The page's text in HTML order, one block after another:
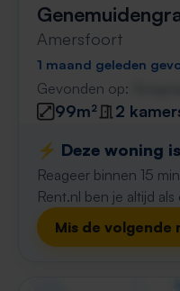
Amersfoort
1 maand geleden
Gevonden op:
99m²
2
⚡️ Deze woning
Reageer binnen 15
Rent.nl ben je altijd als
Mis de